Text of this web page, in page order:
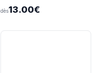
dès13.00€